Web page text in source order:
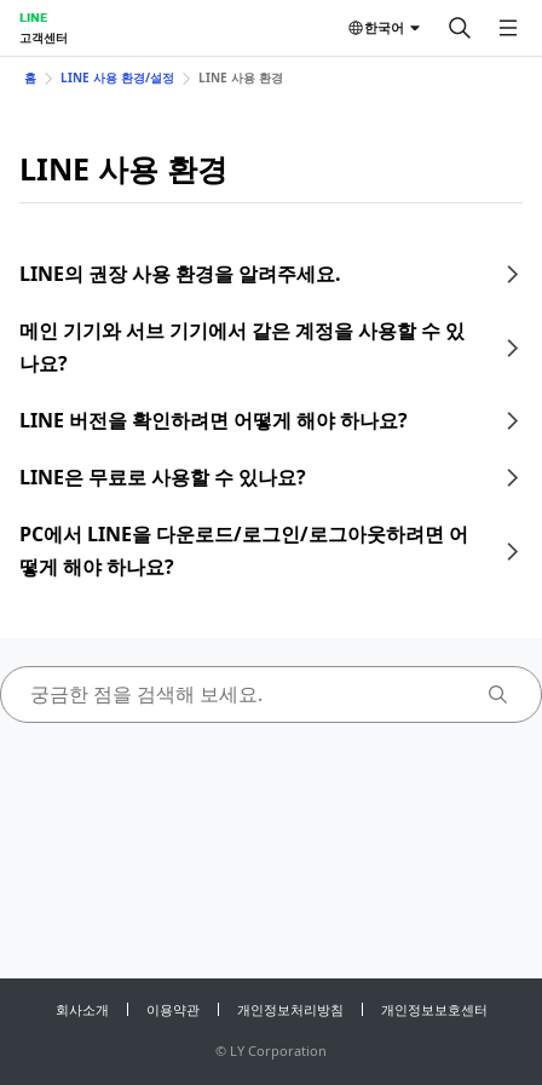
LINE
고객센터
한국어
홈 LINE 사용 환경/설정 LINE 사용 환경
LINE 사용 환경
LINE의 권장 사용 환경을 알려주세요.
메인 기기와 서브 기기에서 같은 계정을 사용할 수 있
나요?
LINE 버전을 확인하려면 어떻게 해야 하나요?
LINE은 무료로 사용할 수 있나요?
PC에서 LINE을 다운로드/로그인/로그아웃하려면 어
떻게 해야 하나요?
회사소개 이용약관 개인정보처리방침 개인정보보호센터
© LY Corporation